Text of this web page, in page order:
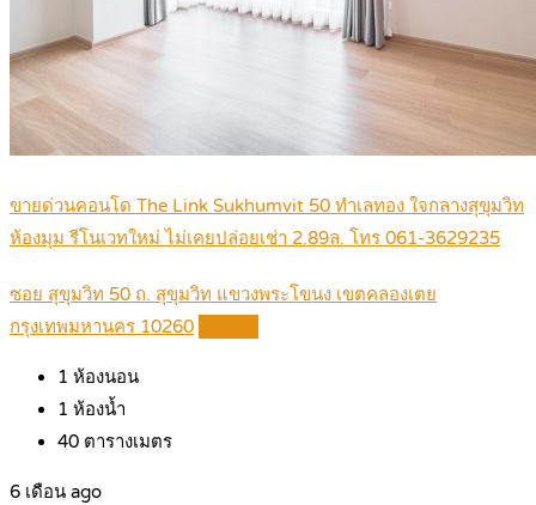
ขายด่วนคอนโด The Link Sukhumvit 50 ทำเลทอง ใจกลางสุขุมวิท
ห้องมุม รีโนเวทใหม่ ไม่เคยปล่อยเช่า 2.89ล. โทร 061-3629235
ซอย สุขุมวิท 50 ถ. สุขุมวิท แขวงพระโขนง เขตคลองเตย
กรุงเทพมหานคร 10260
1 ห้องนอน
1 ห้องน้ำ
40 ตารางเมตร
6 เดือน ago